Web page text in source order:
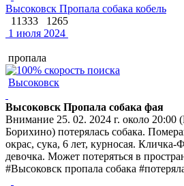
Высоковск Пропала собака кобель
11333
1265
1 июля 2024
пропала
Высоковск
Высоковск Пропала собака фая
Внимание 25. 02. 2024 г. около 20:00
Борихино) потерялась собака.
окрас, сука, 6 лет, курносая. Кличка-
девочка. Может потеряться в
#Высоковск пропала собака